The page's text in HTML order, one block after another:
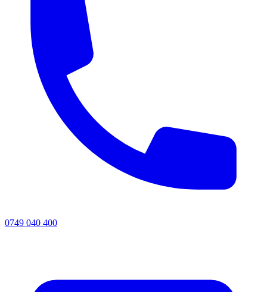
0749 040 400